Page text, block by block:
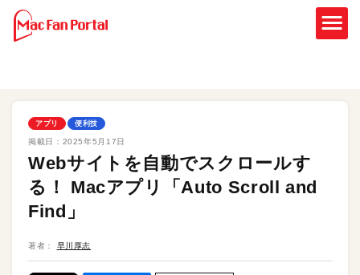
アプリ 便利技
掲載日： 2025年5月17日
Webサイトを自動でスクロールす
る！ Macアプリ「Auto Scroll and
Find」
著者： 早川厚志